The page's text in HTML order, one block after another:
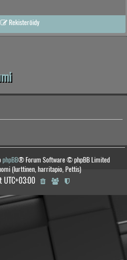
Rekisteröidy
phpBB® Forum Software © phpBB Limited
(lurttinen, harritapio, Pettis)
UTC+03:00